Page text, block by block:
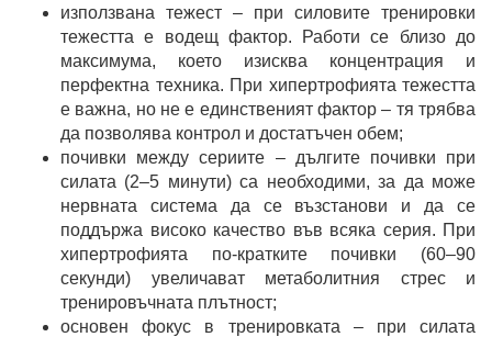
използвана тежест – при силовите тренировки
тежестта е водещ фактор. Работи се близо до
максимума, което изисква концентрация и
перфектна техника. При хипертрофията тежестта
е важна, но не е единственият фактор – тя трябва
да позволява контрол и достатъчен обем;
почивки между сериите – дългите почивки при
силата (2–5 минути) са необходими, за да може
нервната система да се възстанови и да се
поддържа високо качество във всяка серия. При
хипертрофията по-кратките почивки (60–90
секунди) увеличават метаболитния стрес и
тренировъчната плътност;
основен фокус в тренировката – при силата